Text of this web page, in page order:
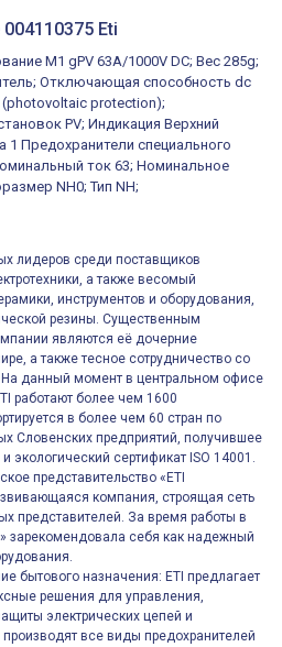
02 0 230 0000 С
10
Eti
M1 gPV 63A/1000V DC; Вес 285g;
Отключающая способность dc
(photovoltaic protection);
PV; Индикация Верхний
1 Предохранители специального
ток 63; Номинальное
NH0; Тип NH;
лидеров среди поставщиков
а также весомый
инструментов и оборудования,
резины. Существенным
являются её дочерние
а также тесное сотрудничество со
На данный момент в центральном офисе
работают более чем 1600
в более чем 60 стран по
Словенских предприятий, получившее
экологический сертификат ISO 14001.
представительство «ETI
компания, строящая сеть
представителей. За время работы в
зарекомендовала себя как надежный
бытового назначения: ETI предлагает
решения для управления,
электрических цепей и
все виды предохранителей